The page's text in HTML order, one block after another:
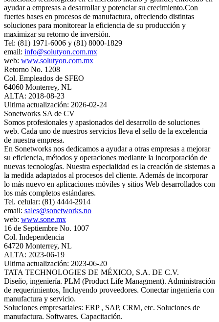
ayudar a empresas a desarrollar y potenciar su crecimiento.Con
fuertes bases en procesos de manufactura, ofreciendo distintas
soluciones para monitorear la eficiencia de su producción y
maximizar su retorno de inversión.
Tel: (81) 1971-6006 y (81) 8000-1829
email: info@solutyon.com.mx
web: www.solutyon.com.mx
Retorno No. 1208
Col. Empleados de SFEO
64060 Monterrey, NL
ALTA: 2018-08-23
Ultima actualización: 2026-02-24
Sonetworks SA de CV
Somos profesionales y apasionados del desarrollo de soluciones
web. Cada uno de nuestros servicios lleva el sello de la excelencia
de nuestra empresa.
En Sonetworks nos dedicamos a ayudar a otras empresas a mejorar
su eficiencia, métodos y operaciones mediante la incorporación de
nuevas tecnologías. Nuestra especialidad es la creación de sistemas a
la medida adaptados al procesos del cliente. Además de incorporar
lo más nuevo en aplicaciones móviles y sitios Web desarrollados con
los más completos estándares.
Tel. celular: (81) 4444-2914
email: sales@sonetworks.no
web: www.sone.mx
16 de Septiembre No. 1007
Col. Independencia
64720 Monterrey, NL
ALTA: 2023-06-19
Ultima actualización: 2023-06-20
TATA TECHNOLOGIES DE MÉXICO, S.A. DE C.V.
Diseño, ingeniería. PLM (Product Life Managment). Administración
de requerimientos, Incluyendo proveedores. Conectar ingeniería con
manufactura y servicio.
Soluciones empresariales: ERP , SAP, CRM, etc. Soluciones de
manufactura. Softwares. Capacitación.